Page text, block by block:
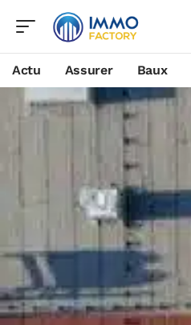
Actu Assurer Baux